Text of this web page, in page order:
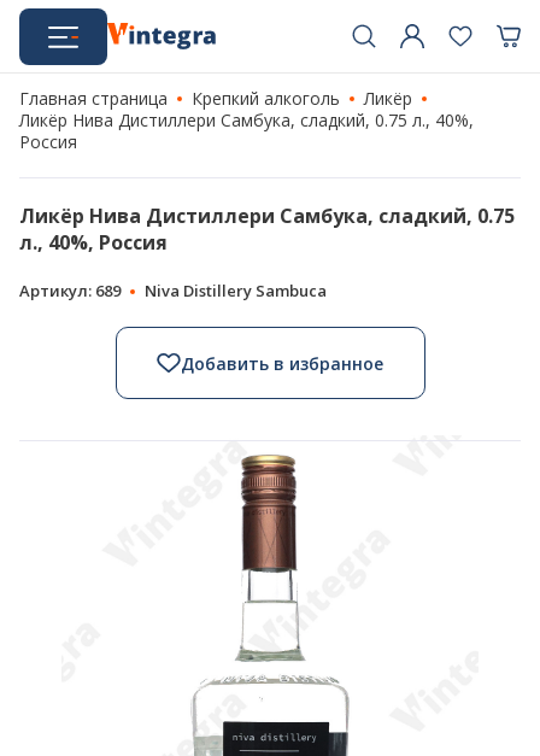
Главная страница Крепкий алкоголь
Ликёр
Ликёр Нива Дистиллери Самбука, сладкий, 0.75 л., 40%,
Россия
Ликёр Нива Дистиллери Самбука, сладкий, 0.75
л., 40%, Россия
Артикул: 689 Niva Distillery Sambuca
Добавить в избранное